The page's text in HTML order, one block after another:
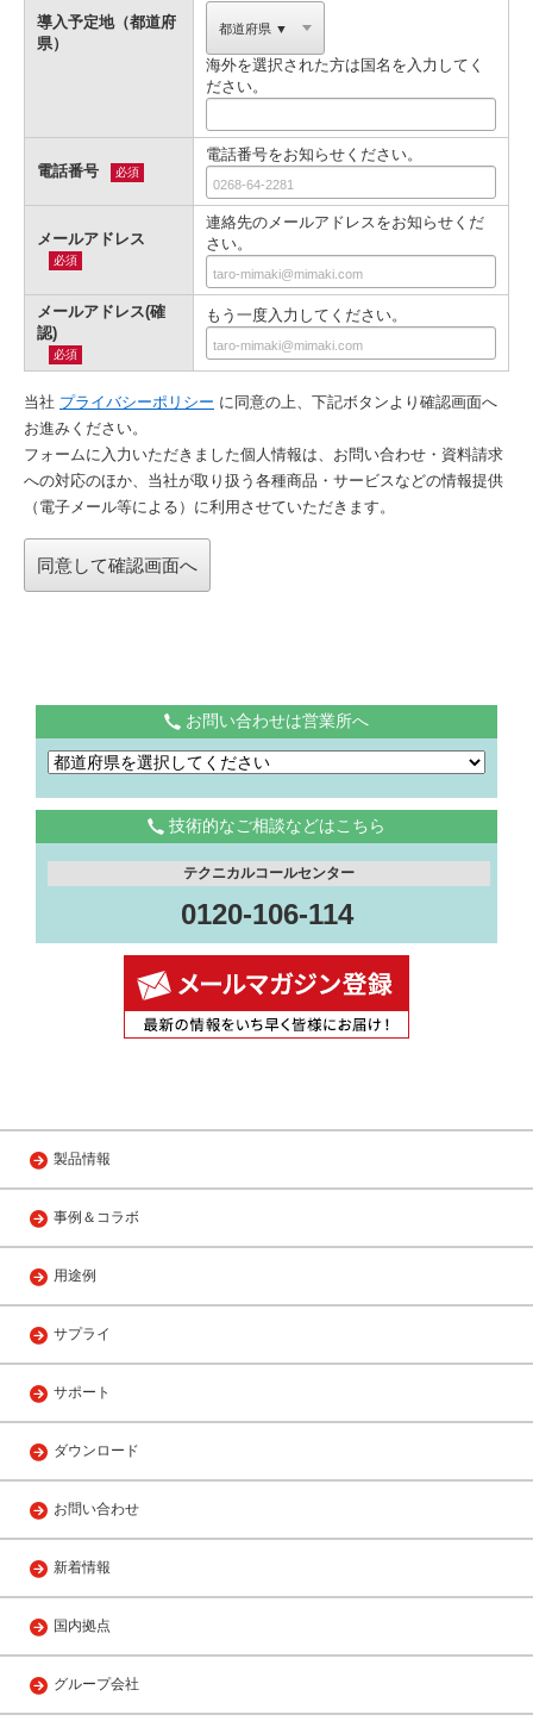
導入予定地（都道府
県）
海外を選択された方は国名を入力してく
ださい。
電話番号 必須
電話番号をお知らせください。
メールアドレス
必須
連絡先のメールアドレスをお知らせくだ
さい。
メールアドレス(確
認)
必須
もう一度入力してください。
当社 プライバシーポリシー に同意の上、下記ボタンより確認画⾯へ
お進みください。
フォームに入力いただきました個人情報は、お問い合わせ・資料請求
への対応のほか、当社が取り扱う各種商品・サービスなどの情報提供
（電子メール等による）に利用させていただきます。
お問い合わせは営業所へ
技術的なご相談などはこちら
テクニカルコールセンター
0120-106-114
製品情報
事例＆コラボ
用途例
サプライ
サポート
ダウンロード
お問い合わせ
新着情報
国内拠点
グループ会社